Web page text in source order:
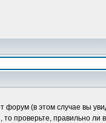
(в этом случае вы
проверьте, правильно